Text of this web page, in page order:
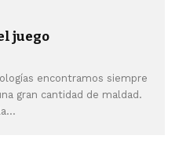
juego
encontramos siempre
gran cantidad de maldad.